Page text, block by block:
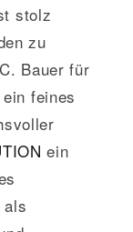
stolz
zu
Bauer für
feines
ein